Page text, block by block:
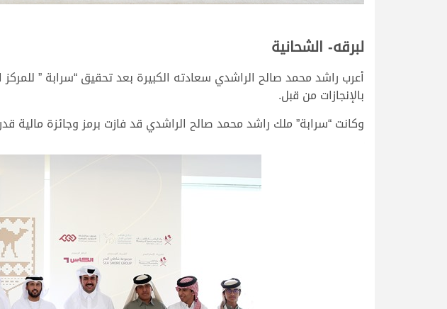
لبرقه- الشحانية
أعرب راشد محمد صالح الراشدي سعادته الكبيرة بعد تحقيق “سرابة ”
بالإنجازات من قبل.
وكانت “سرابة” ملك راشد محمد صالح الراشدي قد فازت برمز وجائزة مالية قدرها 120 ألف ريال عن شوط جل دولي